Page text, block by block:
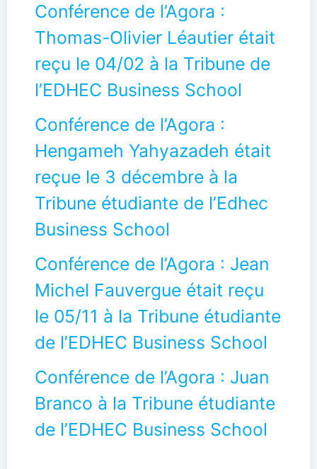
Conférence de l’Agora :
Thomas-Olivier Léautier était
reçu le 04/02 à la Tribune de
l’EDHEC Business School
Conférence de l’Agora :
Hengameh Yahyazadeh était
reçue le 3 décembre à la
Tribune étudiante de l’Edhec
Business School
Conférence de l’Agora : Jean
Michel Fauvergue était reçu
le 05/11 à la Tribune étudiante
de l’EDHEC Business School
Conférence de l’Agora : Juan
Branco à la Tribune étudiante
de l’EDHEC Business School